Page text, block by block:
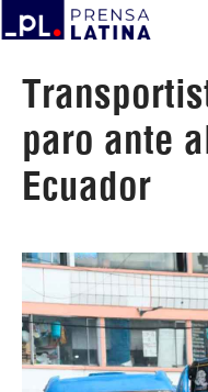
paro ante
Ecuador